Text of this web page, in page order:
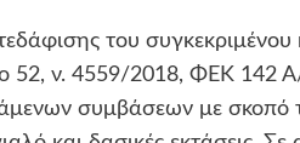
του συγκεκριμένου
52, ν. 4559/2018, ΦΕΚ 142
συμβάσεων με σκοπό